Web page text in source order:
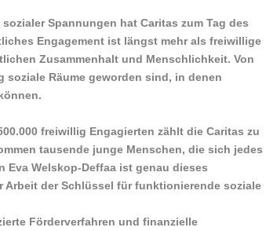
Spannungen hat Caritas zum Tag des
Engagement ist längst mehr als freiwillige
Zusammenhalt und Menschlichkeit. Von
Räume geworden sind, in denen
freiwillig Engagierten zählt die Caritas zu
tausende junge Menschen, die sich jedes
Eva Welskop-Deffaa ist genau dieses
der Schlüssel für funktionierende soziale
Förderverfahren und finanzielle